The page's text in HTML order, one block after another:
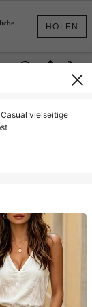
HOLEN
vielseitige